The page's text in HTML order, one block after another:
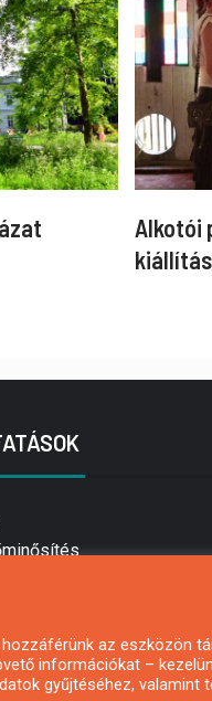
Alkotói
pályázatírásaz eszközön
információkat –
gyűjtéséhez, valamint